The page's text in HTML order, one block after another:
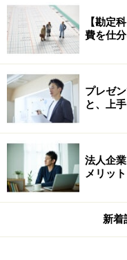
【勘定
費を仕
プレゼ
と、上
法人企
メリッ
新着